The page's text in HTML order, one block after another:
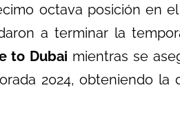
octava posición en el
a terminar la
to Dubai mientras se
2024, obteniendo la